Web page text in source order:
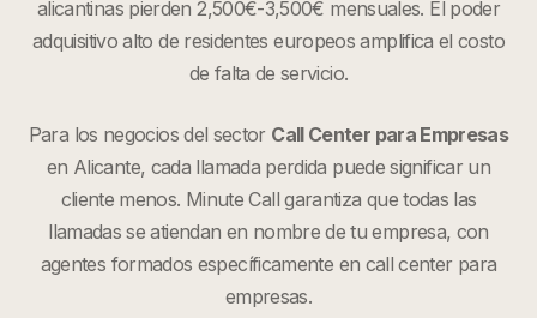
alicantinas pierden 2,500€-3,500€ mensuales. El poder
adquisitivo alto de residentes europeos amplifica el costo
de falta de servicio.
Para los negocios del sector Call Center para Empresas
en Alicante, cada llamada perdida puede significar un
cliente menos. Minute Call garantiza que todas las
llamadas se atiendan en nombre de tu empresa, con
agentes formados específicamente en call center para
empresas.